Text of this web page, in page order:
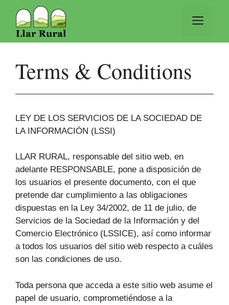
contingut
Terms & Conditions
LEY DE LOS SERVICIOS DE LA SOCIEDAD DE
LA INFORMACIÓN (LSSI)
LLAR RURAL, responsable del sitio web, en
adelante RESPONSABLE, pone a disposición de
los usuarios el presente documento, con el que
pretende dar cumplimiento a las obligaciones
dispuestas en la Ley 34/2002, de 11 de julio, de
Servicios de la Sociedad de la Información y del
Comercio Electrónico (LSSICE), así como informar
a todos los usuarios del sitio web respecto a cuáles
son las condiciones de uso.
Toda persona que acceda a este sitio web asume el
papel de usuario, comprometiéndose a la